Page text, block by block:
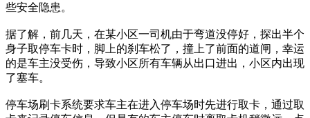
些安全隐患。
据了解，前几天，在某小区一司机由于弯道没停好，探出半个
身子取停车卡时，脚上的刹车松了，撞上了前面的道闸，幸运
的是车主没受伤，导致小区所有车辆从出口进出，小区内出现
了塞车。
停车场刷卡系统要求车主在进入停车场时先进行取卡，通过取